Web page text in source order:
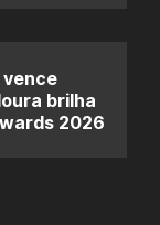
vence
brilha
2026